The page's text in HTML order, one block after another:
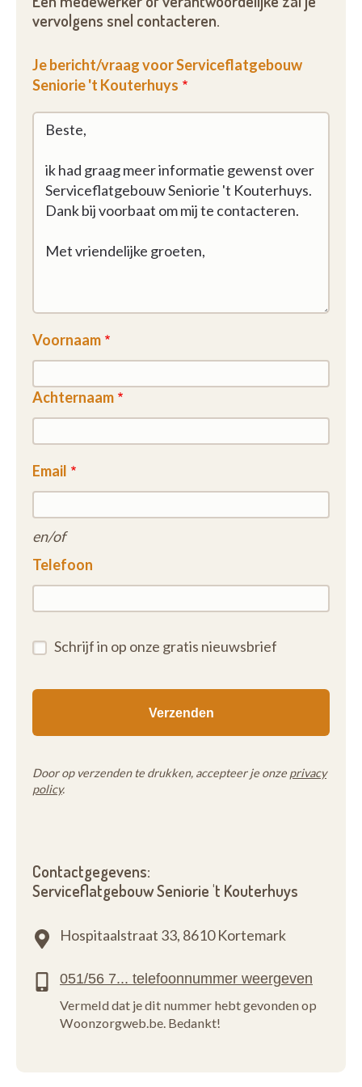
Seniorie 't Kouterhuys, waar jouw zelfstandigheid
centraal staat en waar je volop kunt genieten van
vervolgens snel contacteren.
Je bericht/vraag voor Serviceflatgebouw
Seniorie 't Kouterhuys
Voornaam
Achternaam
Email
en/of
Telefoon
Schrijf in op onze gratis nieuwsbrief
Door op verzenden te drukken, accepteer je onze privacy
policy.
Contactgegevens:
Serviceflatgebouw Seniorie 't Kouterhuys
Hospitaalstraat 33, 8610 Kortemark
Vermeld dat je dit nummer hebt gevonden op
Woonzorgweb.be. Bedankt!